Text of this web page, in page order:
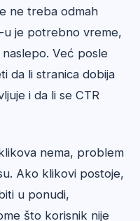
ne treba odmah
u je potrebno vreme,
Već posle
da li stranica dobija
i da li se CTR
nema, problem
Ako klikovi postoje,
u ponudi,
što korisnik nije